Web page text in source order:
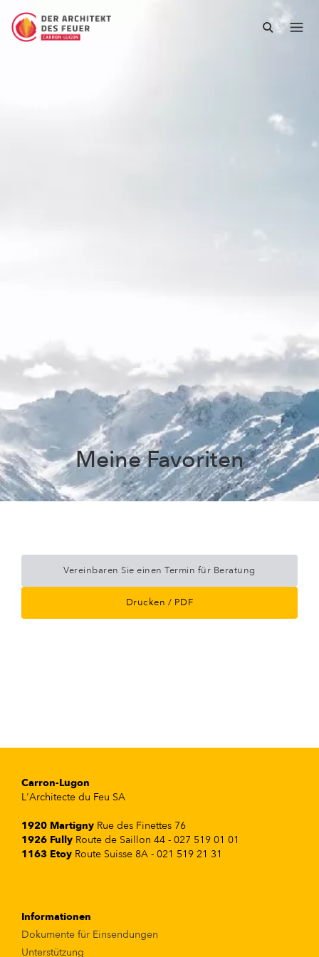
Meine Favoriten
Vereinbaren Sie einen Termin für Beratung
Drucken / PDF
Carron-Lugon
L'Architecte du Feu SA
1920 Martigny Rue des Finettes 76
1926 Fully Route de Saillon 44 - 027 519 01 01
1163 Etoy Route Suisse 8A - 021 519 21 31
Informationen
Dokumente für Einsendungen
Unterstützung